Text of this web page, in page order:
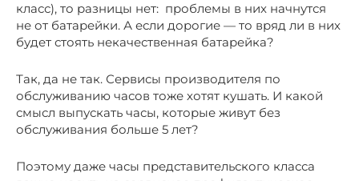
класс), то разницы нет: проблемы в них начнутся
не от батарейки. А если дорогие — то вряд ли в них
будет стоять некачественная батарейка?
Так, да не так. Сервисы производителя по
обслуживанию часов тоже хотят кушать. И какой
смысл выпускать часы, которые живут без
обслуживания больше 5 лет?
Поэтому даже часы представительского класса